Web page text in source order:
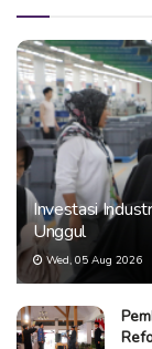
Investasi
Unggul
Wed, 05 Aug 2026